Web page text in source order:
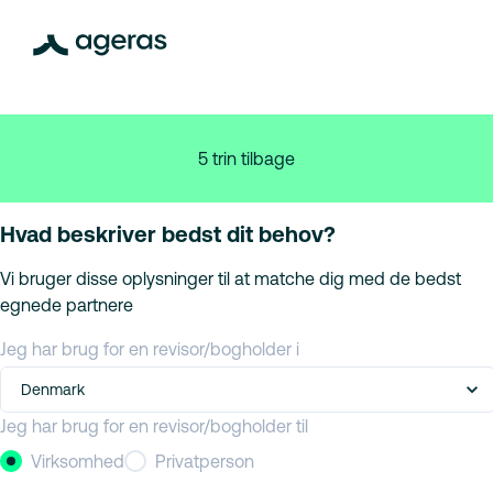
5 trin tilbage
Hvad beskriver bedst dit behov?
Vi bruger disse oplysninger til at matche dig med de bedst
egnede partnere
Jeg har brug for en revisor/bogholder i
Denmark
Jeg har brug for en revisor/bogholder til
Virksomhed
Privatperson